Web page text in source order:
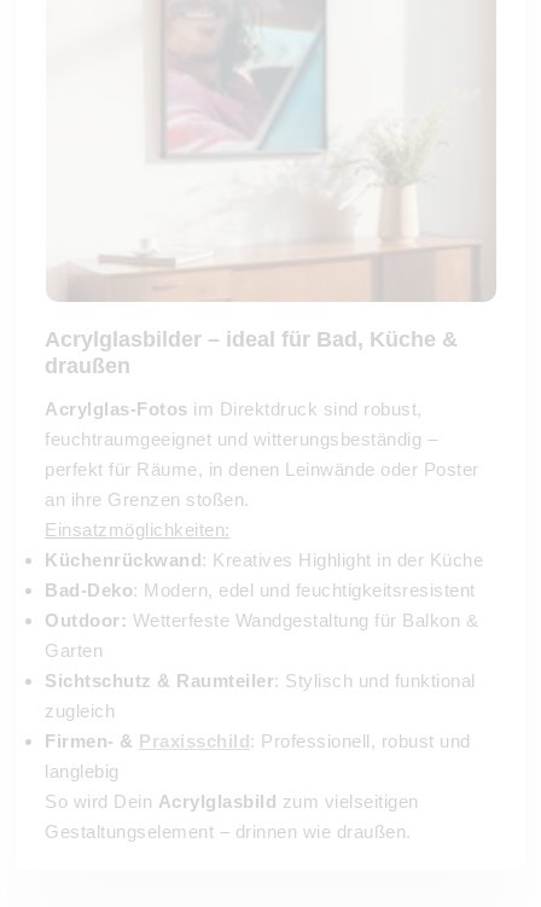
Acrylglasbilder – ideal für Bad, Küche &
draußen
Acrylglas-Fotos im Direktdruck sind robust,
feuchtraumgeeignet und witterungsbeständig –
perfekt für Räume, in denen Leinwände oder Poster
an ihre Grenzen stoßen.
Einsatzmöglichkeiten:
Küchenrückwand: Kreatives Highlight in der Küche
Bad-Deko: Modern, edel und feuchtigkeitsresistent
Outdoor: Wetterfeste Wandgestaltung für Balkon &
Garten
Sichtschutz & Raumteiler: Stylisch und funktional
zugleich
Firmen- & Praxisschild: Professionell, robust und
langlebig
So wird Dein Acrylglasbild zum vielseitigen
Gestaltungselement – drinnen wie draußen.